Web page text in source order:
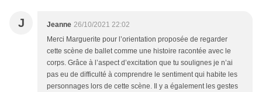
J Jeanne 26/10/2021 22:02
Merci Marguerite pour l’orientation proposée de regarder
cette scène de ballet comme une histoire racontée avec le
corps. Grâce à l’aspect d’excitation que tu soulignes je n’ai
pas eu de difficulté à comprendre le sentiment qui habite les
personnages lors de cette scène. Il y a également les gestes